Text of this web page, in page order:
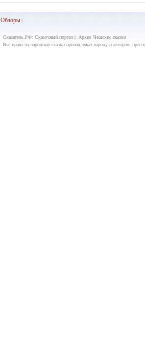
Обзоры|
Сказатель.РФ: Сказочный портал |: Архив Чешские сказки
Все права на народные сказки принадлежат народу и авторам, при